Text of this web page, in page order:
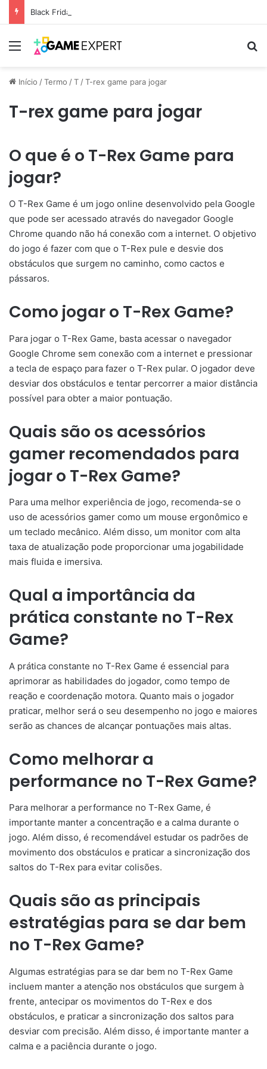
Black Friday: descontos incríveis em eletrônicos
Menu
Início /Termo /T /T-rex game para jogar
T-rex game para jogar
O que é o T-Rex Game para
jogar?
O T-Rex Game é um jogo online desenvolvido pela Google
que pode ser acessado através do navegador Google
Chrome quando não há conexão com a internet. O objetivo
do jogo é fazer com que o T-Rex pule e desvie dos
obstáculos que surgem no caminho, como cactos e
pássaros.
Como jogar o T-Rex Game?
Para jogar o T-Rex Game, basta acessar o navegador
Google Chrome sem conexão com a internet e pressionar
a tecla de espaço para fazer o T-Rex pular. O jogador deve
desviar dos obstáculos e tentar percorrer a maior distância
possível para obter a maior pontuação.
Quais são os acessórios
gamer recomendados para
jogar o T-Rex Game?
Para uma melhor experiência de jogo, recomenda-se o
uso de acessórios gamer como um mouse ergonômico e
um teclado mecânico. Além disso, um monitor com alta
taxa de atualização pode proporcionar uma jogabilidade
mais fluida e imersiva.
Qual a importância da
prática constante no T-Rex
Game?
A prática constante no T-Rex Game é essencial para
aprimorar as habilidades do jogador, como tempo de
reação e coordenação motora. Quanto mais o jogador
praticar, melhor será o seu desempenho no jogo e maiores
serão as chances de alcançar pontuações mais altas.
Como melhorar a
performance no T-Rex Game?
Para melhorar a performance no T-Rex Game, é
importante manter a concentração e a calma durante o
jogo. Além disso, é recomendável estudar os padrões de
movimento dos obstáculos e praticar a sincronização dos
saltos do T-Rex para evitar colisões.
Quais são as principais
estratégias para se dar bem
no T-Rex Game?
Algumas estratégias para se dar bem no T-Rex Game
incluem manter a atenção nos obstáculos que surgem à
frente, antecipar os movimentos do T-Rex e dos
obstáculos, e praticar a sincronização dos saltos para
desviar com precisão. Além disso, é importante manter a
calma e a paciência durante o jogo.